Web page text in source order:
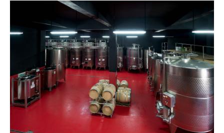
Nume utilizator sau adresă email
Ține-mă minte